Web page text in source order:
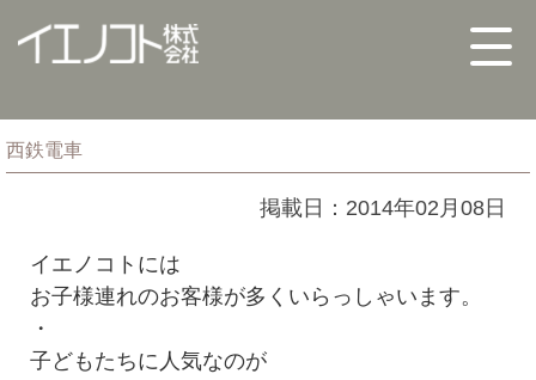
西鉄電車
掲載日：2014年02月08日
イエノコトには
お子様連れのお客様が多くいらっしゃいます。
・
子どもたちに人気なのが